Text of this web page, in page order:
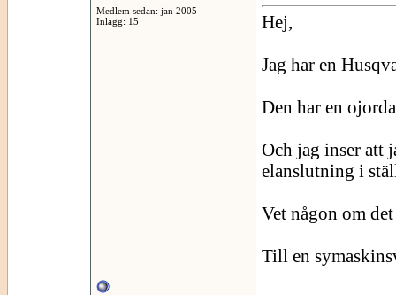
Medlem sedan: jan 2005
Inlägg: 15
Hej,
Jag har en
Den har en
Och jag inser att
elanslutning i
Vet någon om
Till en